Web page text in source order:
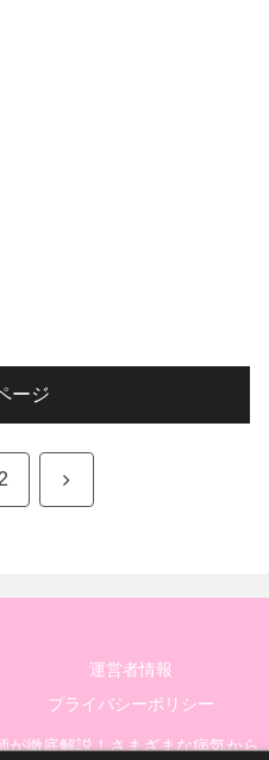
ージ
2 次
運営者情報
プライバシーポリシー
徹底解説！さまざまな病気から